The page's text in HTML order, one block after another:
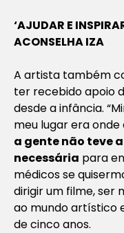
‘AJUDAR E
ACONSELHA IZA
A artista também
ter recebido apoio
desde a infância.
meu lugar era onde
a gente não teve
necessária para
médicos se
dirigir um filme, ser
ao mundo artístico
de cinco anos.